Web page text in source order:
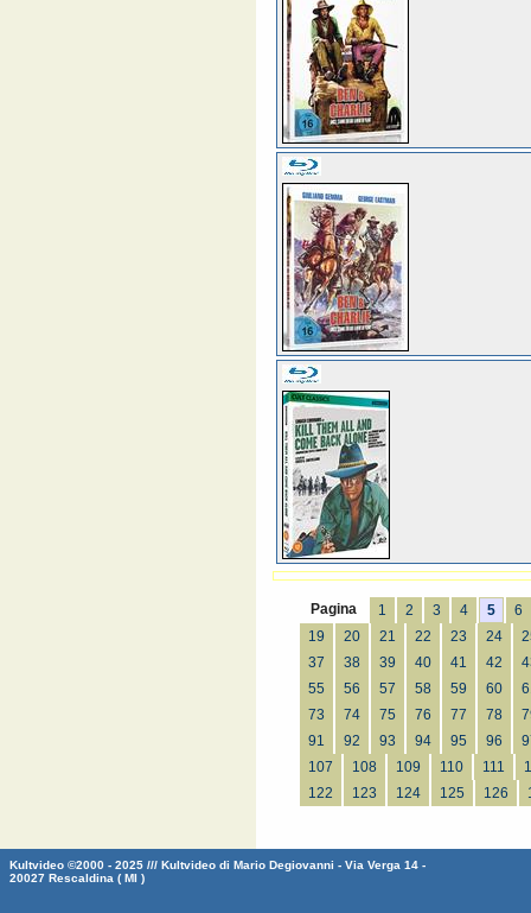
Pagina 1 2 3 4 5
6
19
20 21 22 23 24
37
38 39 40 41 42
55
56 57 58 59 60
73
74 75 76 77 78
91
92 93 94 95 96
107
108 109 110 111
122
123 124 125 126
Kultvideo ©2000 - 2025 /// Kultvideo di Mario Degiovanni - Via Verga 14 -
20027 Rescaldina ( MI )